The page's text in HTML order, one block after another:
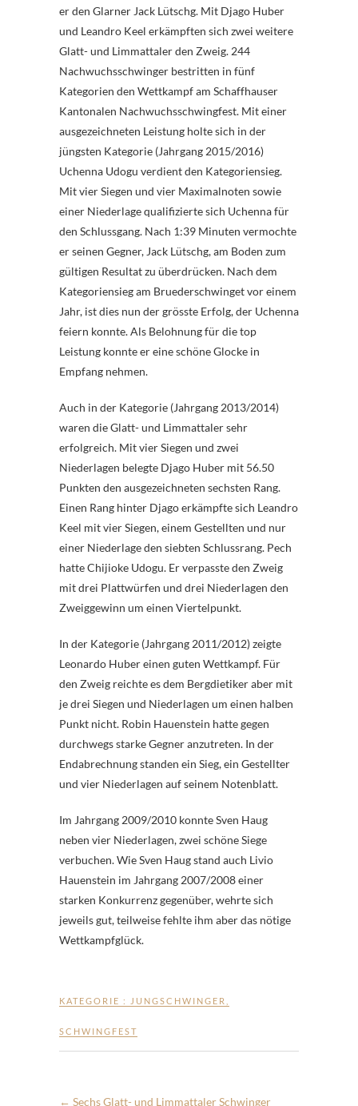
er den Glarner Jack Lütschg. Mit Djago Huber
und Leandro Keel erkämpften sich zwei weitere
Glatt- und Limmattaler den Zweig. 244
Nachwuchsschwinger bestritten in fünf
Kategorien den Wettkampf am Schaffhauser
Kantonalen Nachwuchsschwingfest. Mit einer
ausgezeichneten Leistung holte sich in der
jüngsten Kategorie (Jahrgang 2015/2016)
Uchenna Udogu verdient den Kategoriensieg.
Mit vier Siegen und vier Maximalnoten sowie
einer Niederlage qualifizierte sich Uchenna für
den Schlussgang. Nach 1:39 Minuten vermochte
er seinen Gegner, Jack Lütschg, am Boden zum
gültigen Resultat zu überdrücken. Nach dem
Kategoriensieg am Bruederschwinget vor einem
Jahr, ist dies nun der grösste Erfolg, der Uchenna
feiern konnte. Als Belohnung für die top
Leistung konnte er eine schöne Glocke in
Empfang nehmen.
Auch in der Kategorie (Jahrgang 2013/2014)
waren die Glatt- und Limmattaler sehr
erfolgreich. Mit vier Siegen und zwei
Niederlagen belegte Djago Huber mit 56.50
Punkten den ausgezeichneten sechsten Rang.
Einen Rang hinter Djago erkämpfte sich Leandro
Keel mit vier Siegen, einem Gestellten und nur
einer Niederlage den siebten Schlussrang. Pech
hatte Chijioke Udogu. Er verpasste den Zweig
mit drei Plattwürfen und drei Niederlagen den
Zweiggewinn um einen Viertelpunkt.
In der Kategorie (Jahrgang 2011/2012) zeigte
Leonardo Huber einen guten Wettkampf. Für
den Zweig reichte es dem Bergdietiker aber mit
je drei Siegen und Niederlagen um einen halben
Punkt nicht. Robin Hauenstein hatte gegen
durchwegs starke Gegner anzutreten. In der
Endabrechnung standen ein Sieg, ein Gestellter
und vier Niederlagen auf seinem Notenblatt.
Im Jahrgang 2009/2010 konnte Sven Haug
neben vier Niederlagen, zwei schöne Siege
verbuchen. Wie Sven Haug stand auch Livio
Hauenstein im Jahrgang 2007/2008 einer
starken Konkurrenz gegenüber, wehrte sich
jeweils gut, teilweise fehlte ihm aber das nötige
Wettkampfglück.
KATEGORIE : JUNGSCHWINGER
SCHWINGFEST
← Sechs Glatt- und Limmattaler Schwinger